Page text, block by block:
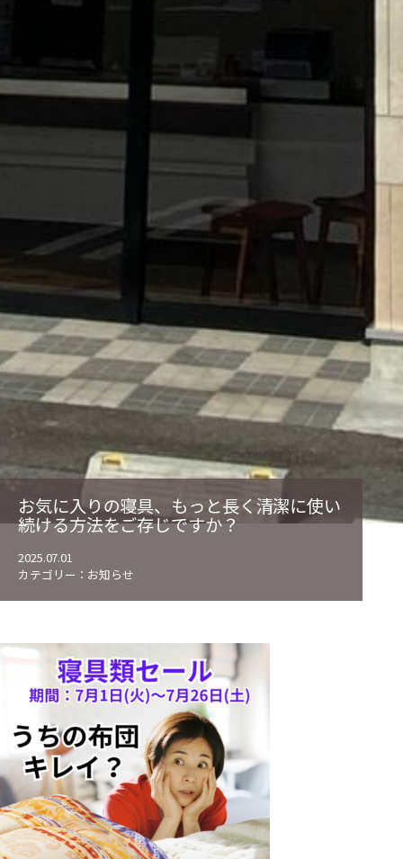
お気に入りの寝具、もっと長く清潔に使い
続ける方法をご存じですか？
2025.07.01
カテゴリー： お知らせ